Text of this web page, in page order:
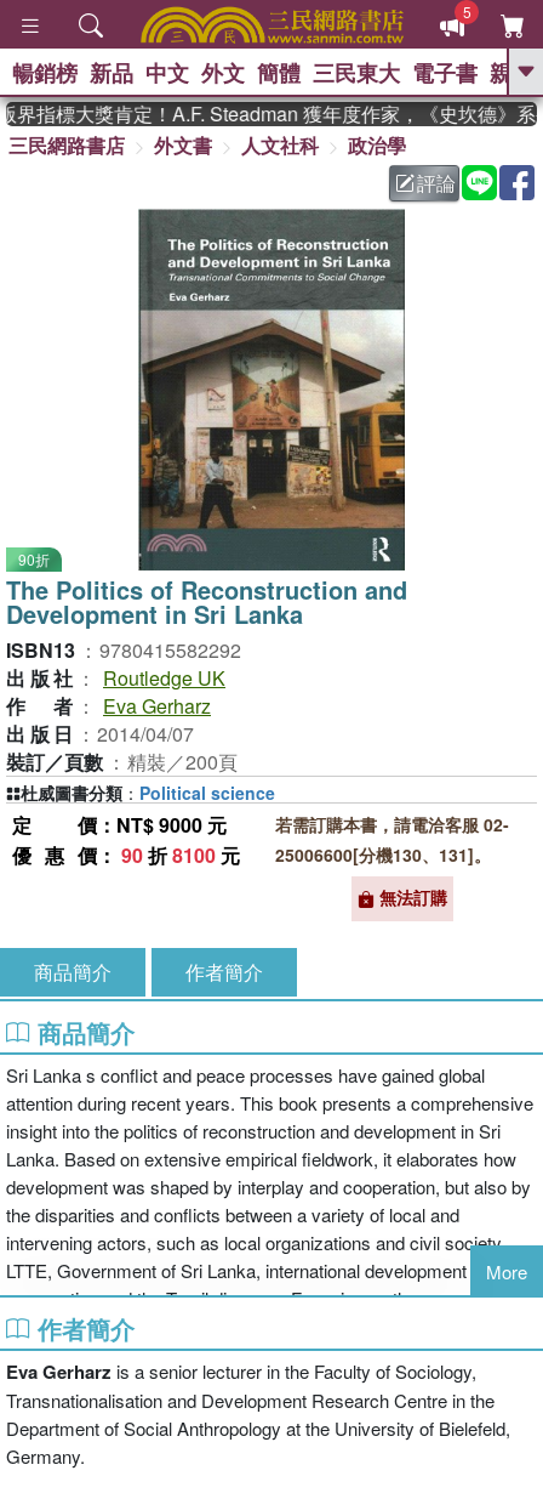
5
GO
熱搜： 東野圭吾 、 高希均教授回憶錄
父親節 、 如果歷
暑期推薦 、 國際布克
獎 臺灣漫遊錄
登輝時代 、 數學女孩：黎曼猜想
偉大的迷走神經
暢銷榜 新品 中文 外文 簡體 三民東大 電子書 親子
指標大獎肯定！A.F. Steadman 獲年度作家，《史坎德》系
三民網路書店
外文書 人文社科
政治學
評論
90折
The Politics of Reconstruction and
Development in Sri Lanka
ISBN13 ： 9780415582292
出版社 ：
Routledge UK
作者 ：
Eva Gerharz
出版日 ： 2014/04/07
裝訂／頁數 ： 精裝／200頁
定價 ：NT$ 9000 元
優惠價 ： 90折8100 元
若需訂購本書，請電洽客服 02-
25006600[分機130、131]。
無法訂購
杜威圖書分類 ： Political science
商品簡介 作者簡介
商品簡介
Sri Lanka s conflict and peace processes have gained global
attention during recent years. This book presents a comprehensive
insight into the politics of reconstruction and development in Sri
Lanka. Based on extensive empirical fieldwork, it elaborates how
development was shaped by interplay and cooperation, but also by
the disparities and conflicts between a variety of local and
intervening actors, such as local organizations and civil society,
LTTE, Government of Sri Lanka, international development
cooperation and the Tamil diaspora. Focusing on the ceasefire
which was negotiated between the Government of Sri Lanka and
the separatist LTTE in 2002 and which lasted until 2006, the author
integrates findings from development sociology with new
perspectives on the transnationalization and the migration-
development-nexus. The book provides a detailed analysis of the
emerging development visions and perspectives and makes an
More
作者簡介
Eva Gerharz is a senior lecturer in the Faculty of Sociology,
Transnationalisation and Development Research Centre in the
Department of Social Anthropology at the University of Bielefeld,
Germany.